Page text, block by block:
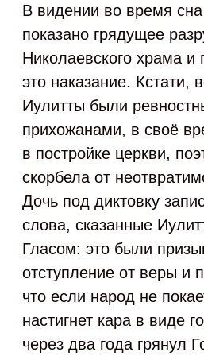
В видении во время
показано грядущее
Николаевского храма
это наказание. Кстати,
Иулитты были
прихожанами, в своё
в постройке церкви,
скорбела от
Дочь под диктовку
слова, сказанные
Гласом: это были
отступление от веры и
что если народ не
настигнет кара в виде
через два года грянул